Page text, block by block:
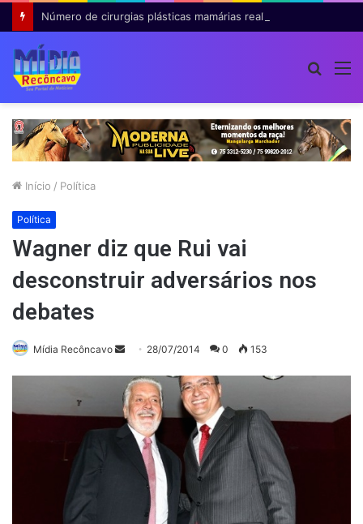
Início / Política
Política
Wagner diz que Rui vai
desconstruir adversários nos
debates
Mídia Recôncavo
Mande
e-
mail
28/07/2014 0 153